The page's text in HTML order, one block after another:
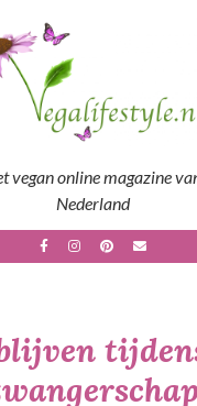
vegan online magazine
Nederland